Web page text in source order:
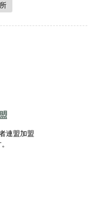
連盟加盟